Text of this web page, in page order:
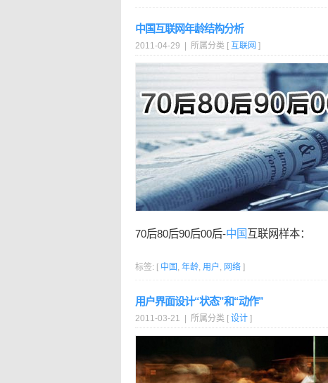
中国互联网年龄结构分析
2011-04-29 | 所属分类 [ 互联网 ]
70后80后90后00后-中国 互联网样本：
标签: [ 中国 , 年龄, 用户, 网络 ]
用户界面设计“状态”和“动作”
2011-03-21 | 所属分类 [ 设计 ]